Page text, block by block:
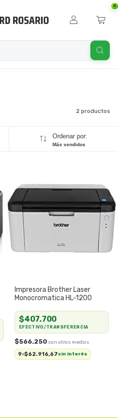
0
2 productos
Ordenar por:
Más vendidos
Impresora Brother Laser
Monocromatica HL-1200
$566.250
9x$62.916,67sin interés
$407.700
EFECTIVO/TRANSFERENCIA